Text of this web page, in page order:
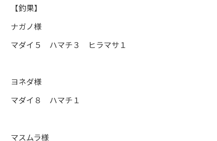
【釣果】
ナガノ様
マダイ５ ハマチ３ ヒラマサ１
ヨネダ様
マダイ８ ハマチ１
マスムラ様